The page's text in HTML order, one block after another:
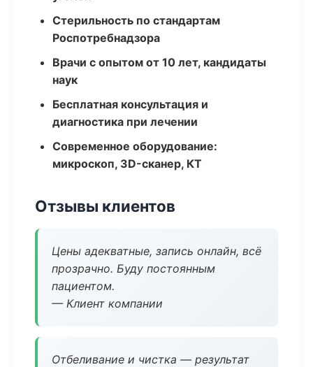
Стерильность по стандартам
Роспотребнадзора
Врачи с опытом от 10 лет, кандидаты
наук
Бесплатная консультация и
диагностика при лечении
Современное оборудование:
микроскоп, 3D-сканер, КТ
Отзывы клиентов
Цены адекватные, запись онлайн, всё
прозрачно. Буду постоянным
пациентом.
— Клиент компании
Отбеливание и чистка — результат